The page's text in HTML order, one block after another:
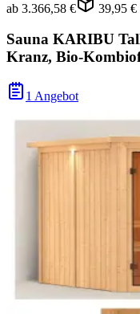
ab 3.366,58 € 39,95 €
Sauna KARIBU
Kranz, Bio-
1 Angebot